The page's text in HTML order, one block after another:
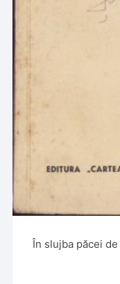
În slujba păcei